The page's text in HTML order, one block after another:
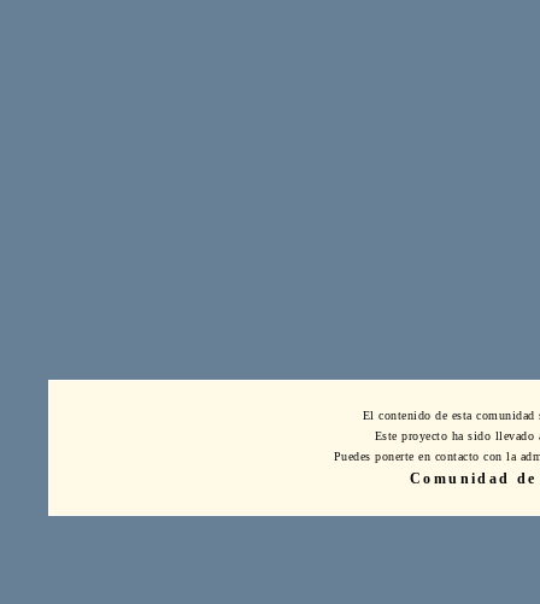
El contenido de esta
Este proyecto ha sido
Puedes ponerte en contacto con la
Comunidad